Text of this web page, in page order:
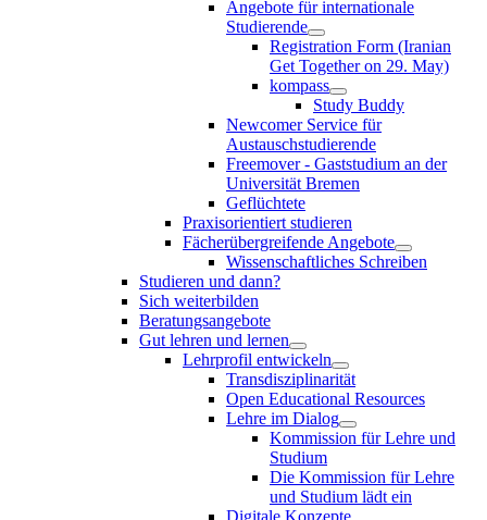
Angebote für internationale
Studierende
Registration Form (Iranian
Get Together on 29. May)
kompass
Study Buddy
Newcomer Service für
Austauschstudierende
Freemover - Gaststudium an der
Universität Bremen
Geflüchtete
Praxisorientiert studieren
Fächerübergreifende Angebote
Wissenschaftliches Schreiben
Studieren und dann?
Sich weiterbilden
Beratungsangebote
Gut lehren und lernen
Lehrprofil entwickeln
Transdisziplinarität
Open Educational Resources
Lehre im Dialog
Kommission für Lehre und
Studium
Die Kommission für Lehre
und Studium lädt ein
Digitale Konzepte